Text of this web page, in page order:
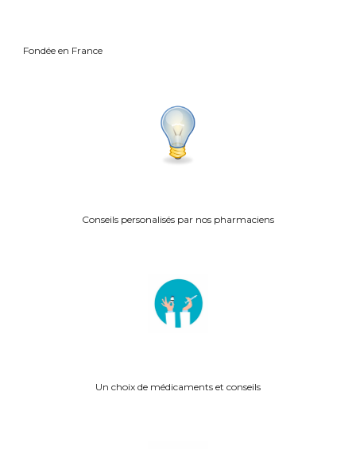
Fondée en France
Conseils personalisés par nos pharmaciens
Un choix de médicaments et conseils